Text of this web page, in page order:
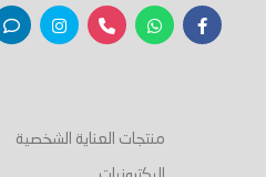
منتجات العناية الشخصية